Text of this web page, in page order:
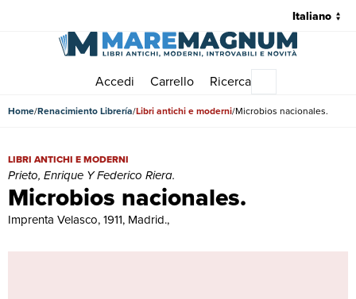
Accedi Carrello Ricerca
Home Renacimiento Librería Libri antichi e moderni Microbios nacionales.
Microbios nacionales.
Microbios nacionales. | Libri antichi e moderni | Prieto, Enrique Y
LIBRI ANTICHI E MODERNI
Prieto, Enrique Y Federico Riera.
Imprenta Velasco, 1911, Madrid.,